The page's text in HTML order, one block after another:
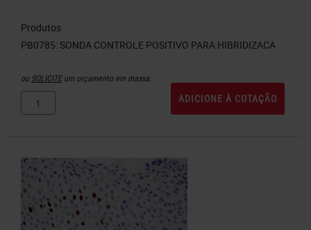
Produtos
ou SOLICITEum orçamento em massa.
ADICIONE À COTAÇÃO